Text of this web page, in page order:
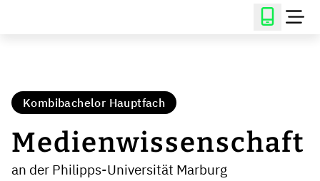
Kombibachelor Hauptfach
Medienwissenschaft
an der Philipps-Universität Marburg